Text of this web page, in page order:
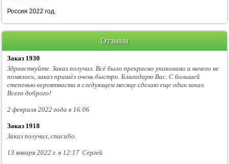
Россия 2022 год.
Отзывы
Заказ 1930
Здравствуйте. Заказ получил. Всё было прекрасно упаковано и ничего не
помялось, заказ пришёл очень быстро. Благодарю Вас. С большей
степенью вероятности в следующем месяце сделаю еще один заказ.
Всего доброго!
2 февраля 2022 года в 16:06
Заказ 1918
Заказ получил, спасибо.
13 января 2022 г. в 12:17 Сергей